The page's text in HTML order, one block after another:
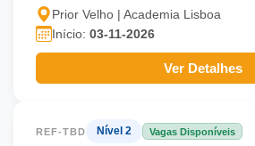
Prior Velho | Academia Lisboa
Início: 03-11-2026
Ver Detalhes
REF-TBD Nível 2 Vagas Disponíveis